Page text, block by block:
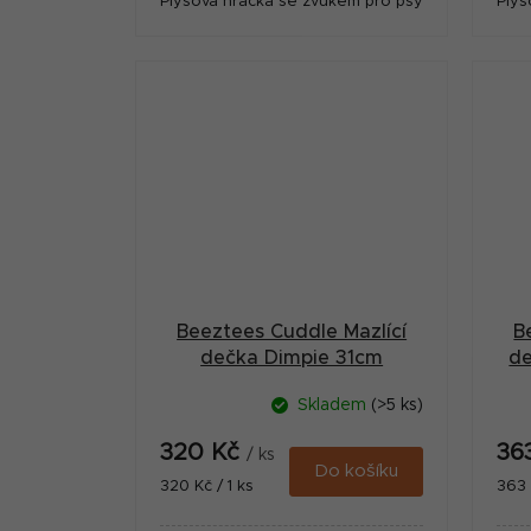
Beeztees Cuddle Mazlící
dečka Dimpie 31cm
Skladem (>5 ks)
320 Kč / ks
Měrná
320 Kč / 1 ks
Do košíku
363